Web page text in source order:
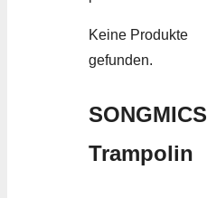
Keine Produkte
gefunden.
SONGMICS
Trampolin